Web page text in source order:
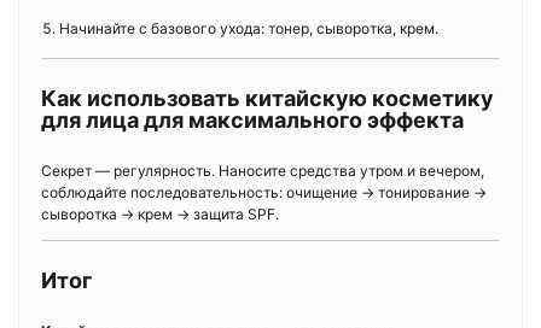
Начинайте с базового ухода: тонер, сыворотка, крем.
Как использовать китайскую косметику
для лица для максимального эффекта
Секрет — регулярность. Наносите средства утром и вечером,
соблюдайте последовательность: очищение → тонирование →
сыворотка → крем → защита SPF.
Итог